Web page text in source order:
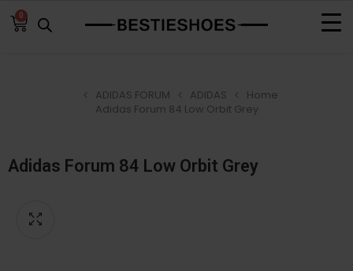
0
Home
ADIDAS
ADIDAS FORUM
Adidas Forum 84 Low Orbit Grey
Adidas Forum 84 Low Orbit Grey